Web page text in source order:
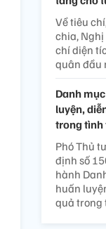
Về tiêu
chia,
chí diện
quân đầu
Danh
luyện,
trong tình
Phó Thủ
định số
hành
huấn
quả trong